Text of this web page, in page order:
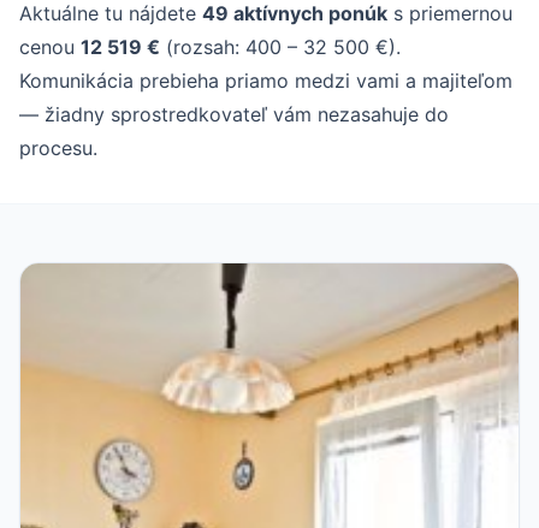
Aktuálne tu nájdete 49 aktívnych ponúk s priemernou
cenou 12 519 € (rozsah: 400 – 32 500 €).
Komunikácia prebieha priamo medzi vami a majiteľom
— žiadny sprostredkovateľ vám nezasahuje do
procesu.